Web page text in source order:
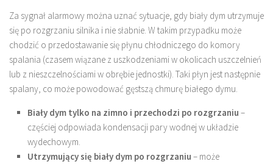
Za sygnał alarmowy można uznać sytuacje, gdy biały dym utrzymuje
się po rozgrzaniu silnika i nie słabnie. W takim przypadku może
chodzić o przedostawanie się płynu chłodniczego do komory
spalania (czasem wiązane z uszkodzeniami w okolicach uszczelnień
lub z nieszczelnościami w obrębie jednostki). Taki płyn jest następnie
spalany, co może powodować gęstszą chmurę białego dymu.
Biały dym tylko na zimno i przechodzi po rozgrzaniu –
częściej odpowiada kondensacji pary wodnej w układzie
wydechowym.
Utrzymujący się biały dym po rozgrzaniu – może